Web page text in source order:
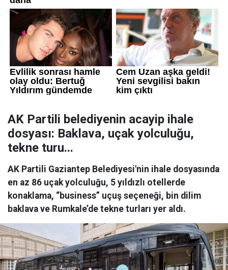
AK Partili belediyenin acayip ihale
dosyası: Baklava, uçak yolculuğu,
tekne turu...
AK Partili Gaziantep Belediyesi'nin ihale dosyasında
en az 86 uçak yolculuğu, 5 yıldızlı otellerde
konaklama, “business” uçuş seçeneği, bin dilim
baklava ve Rumkale’de tekne turları yer aldı.